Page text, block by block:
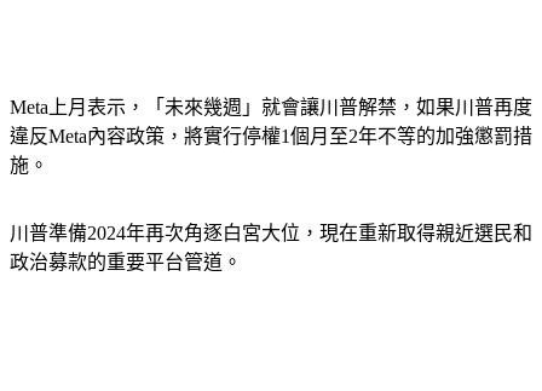
違反Meta內容政策，將實行停權1個月至2年不等的加強懲罰措
施。
政治募款的重要平台管道。